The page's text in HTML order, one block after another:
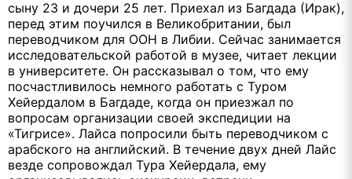
сыну 23 и дочери 25 лет. Приехал из Багдада (Ирак),
перед этим поучился в Великобритании, был
переводчиком для ООН в Либии. Сейчас занимается
исследовательской работой в музее, читает лекции
в университете. Он рассказывал о том, что ему
посчастливилось немного работать с Туром
Хейердалом в Багдаде, когда он приезжал по
вопросам организации своей экспедиции на
«Тигрисе». Лайса попросили быть переводчиком с
арабского на английский. В течение двух дней Лайс
везде сопровождал Тура Хейердала, ему